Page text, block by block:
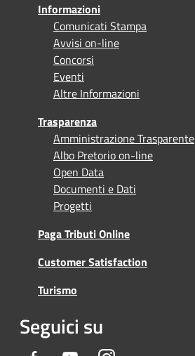
Informazioni
Comunicati Stampa
Avvisi on-line
Concorsi
Eventi
Altre Informazioni
Trasparenza
Amministrazione Trasparente
Albo Pretorio on-line
Open Data
Documenti e Dati
Progetti
Paga Tributi Online
Customer Satisfaction
Turismo
Seguici su